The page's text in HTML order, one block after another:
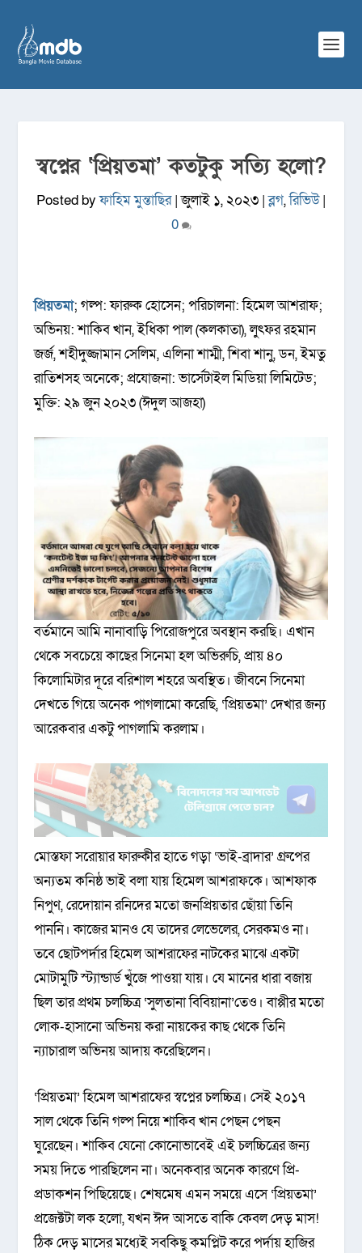
স্বপ্নের ‘প্রিয়তমা’ কতটুকু সত্যি হলো?
Posted byফাহিম মুন্তাছির|জুলাই ১, ২০২৩ |ব্লগ,রিভিউ|
0
প্রিয়তমা; গল্প: ফারুক হোসেন; পরিচালনা: হিমেল আশরাফ;
অভিনয়: শাকিব খান, ইধিকা পাল (কলকাতা), লুৎফর রহমান
জর্জ, শহীদুজ্জামান সেলিম, এলিনা শাম্মী, শিবা শানু, ডন, ইমতু
রাতিশসহ অনেকে; প্রযোজনা: ভার্সেটাইল মিডিয়া লিমিটেড;
মুক্তি: ২৯ জুন ২০২৩ (ঈদুল আজহা)
বর্তমানে আমি নানাবাড়ি পিরোজপুরে অবস্থান করছি। এখান
থেকে সবচেয়ে কাছের সিনেমা হল অভিরুচি, প্রায় ৪০
কিলোমিটার দূরে বরিশাল শহরে অবস্থিত। জীবনে সিনেমা
দেখতে গিয়ে অনেক পাগলামো করেছি, ‘প্রিয়তমা’ দেখার জন্য
আরেকবার একটু পাগলামি করলাম।
মোস্তফা সরোয়ার ফারুকীর হাতে গড়া ‘ভাই-ব্রাদার’ গ্রুপের
অন্যতম কনিষ্ঠ ভাই বলা যায় হিমেল আশরাফকে। আশফাক
নিপুণ, রেদোয়ান রনিদের মতো জনপ্রিয়তার ছোঁয়া তিনি
পাননি। কাজের মানও যে তাদের লেভেলের, সেরকমও না।
তবে ছোটপর্দার হিমেল আশরাফের নাটকের মাঝে একটা
মোটামুটি স্ট্যান্ডার্ড খুঁজে পাওয়া যায়। যে মানের ধারা বজায়
ছিল তার প্রথম চলচ্চিত্র ‘সুলতানা বিবিয়ানা’তেও। বাপ্পীর মতো
লোক-হাসানো অভিনয় করা নায়কের কাছ থেকে তিনি
ন্যাচারাল অভিনয় আদায় করেছিলেন।
‘প্রিয়তমা’ হিমেল আশরাফের স্বপ্নের চলচ্চিত্র। সেই ২০১৭
সাল থেকে তিনি গল্প নিয়ে শাকিব খান পেছন পেছন
ঘুরেছেন। শাকিব যেনো কোনোভাবেই এই চলচ্চিত্রের জন্য
সময় দিতে পারছিলেন না। অনেকবার অনেক কারণে প্রি-
প্রডাকশন পিছিয়েছে। শেষমেষ এমন সময়ে এসে ‘প্রিয়তমা’
প্রজেক্টটা লক হলো, যখন ঈদ আসতে বাকি কেবল দেড় মাস!
ঠিক দেড় মাসের মধ্যেই সবকিছু কমপ্লিট করে পর্দায় হাজির